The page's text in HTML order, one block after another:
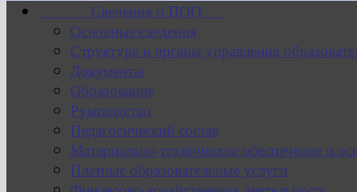
Сведения о ПОО
Основные сведения
Структура и органы управления
Документы
Образование
Руководство
Педагогический состав
Материально-техническое обеспечение и
Платные образовательные услуги